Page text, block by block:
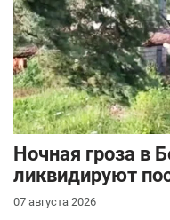
Ночная гроза в
ликвидируют
07 августа 2026